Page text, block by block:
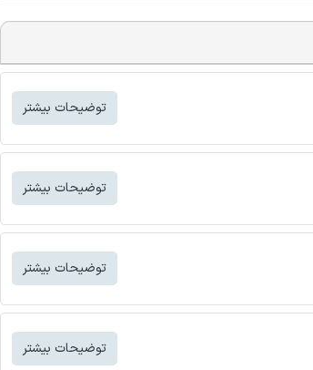
توضیحات بیشتر
توضیحات بیشتر
توضیحات بیشتر
توضیحات بیشتر